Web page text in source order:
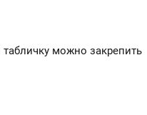
можно закрепить